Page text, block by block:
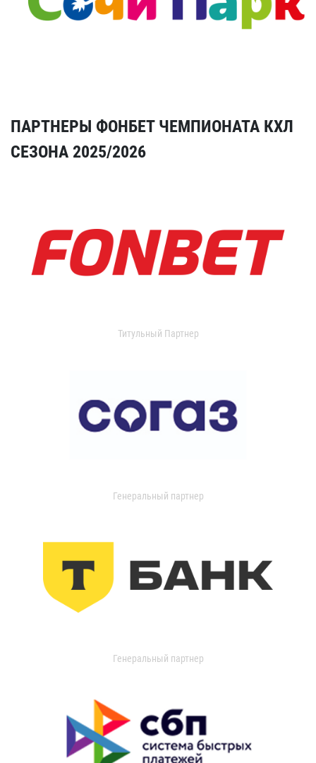
ПАРТНЕРЫ ФОНБЕТ ЧЕМПИОНАТА КХЛ
СЕЗОНА 2025/2026
Титульный Партнер
Генеральный партнер
Генеральный партнер